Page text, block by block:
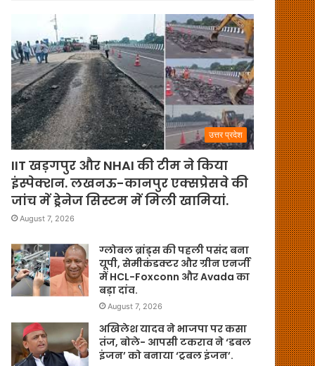
उत्तर प्रदेश
IIT खड़गपुर और NHAI की टीम ने किया
इंस्पेक्शन. लखनऊ-कानपुर एक्सप्रेसवे की
जांच में ड्रेनेज सिस्टम में मिली खामियां.
August 7, 2026
ग्लोबल ब्रांड्स की पहली पसंद बना
यूपी, सेमीकंडक्टर और ग्रीन एनर्जी
में HCL-Foxconn और Avada का
बड़ा दांव.
August 7, 2026
अखिलेश यादव ने भाजपा पर कसा
तंज, बोले- आपसी टकराव ने ‘डबल
इंजन’ को बनाया ‘ट्रबल इंजन’.